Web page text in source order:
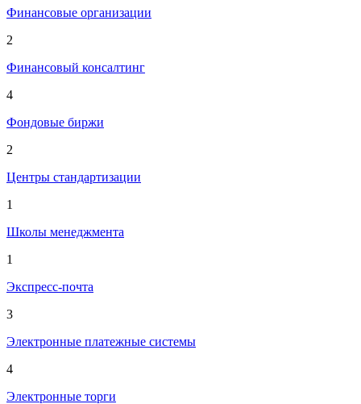
Финансовые организации
2
Финансовый консалтинг
4
Фондовые биржи
2
Центры стандартизации
1
Школы менеджмента
1
Экспресс-почта
3
Электронные платежные системы
4
Электронные торги